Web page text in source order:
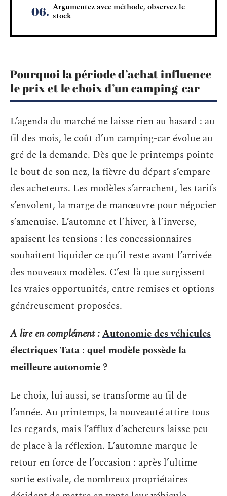
Argumentez avec méthode, observez le
stock
Pourquoi la période d’achat influence
le prix et le choix d’un camping-car
L’agenda du marché ne laisse rien au hasard : au
fil des mois, le coût d’un camping-car évolue au
gré de la demande. Dès que le printemps pointe
le bout de son nez, la fièvre du départ s’empare
des acheteurs. Les modèles s’arrachent, les tarifs
s’envolent, la marge de manœuvre pour négocier
s’amenuise. L’automne et l’hiver, à l’inverse,
apaisent les tensions : les concessionnaires
souhaitent liquider ce qu’il reste avant l’arrivée
des nouveaux modèles. C’est là que surgissent
les vraies opportunités, entre remises et options
généreusement proposées.
A lire en complément :Autonomie des véhicules
électriques Tata : quel modèle possède la
meilleure autonomie ?
Le choix, lui aussi, se transforme au fil de
l’année. Au printemps, la nouveauté attire tous
les regards, mais l’afflux d’acheteurs laisse peu
de place à la réflexion. L’automne marque le
retour en force de l’occasion : après l’ultime
sortie estivale, de nombreux propriétaires